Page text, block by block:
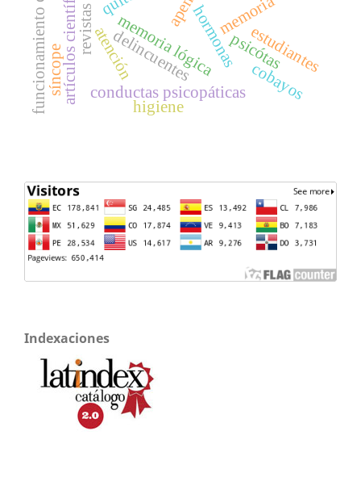
memoria lógicahormonas
artículos científicos atención
memoria
conductas psicopáticas
delincuentes psicótas
síncope
higiene
estudiantes
cobayos
Indexaciones